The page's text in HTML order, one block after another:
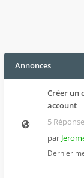
Annonces
Créer un
account
5
par
Dernier